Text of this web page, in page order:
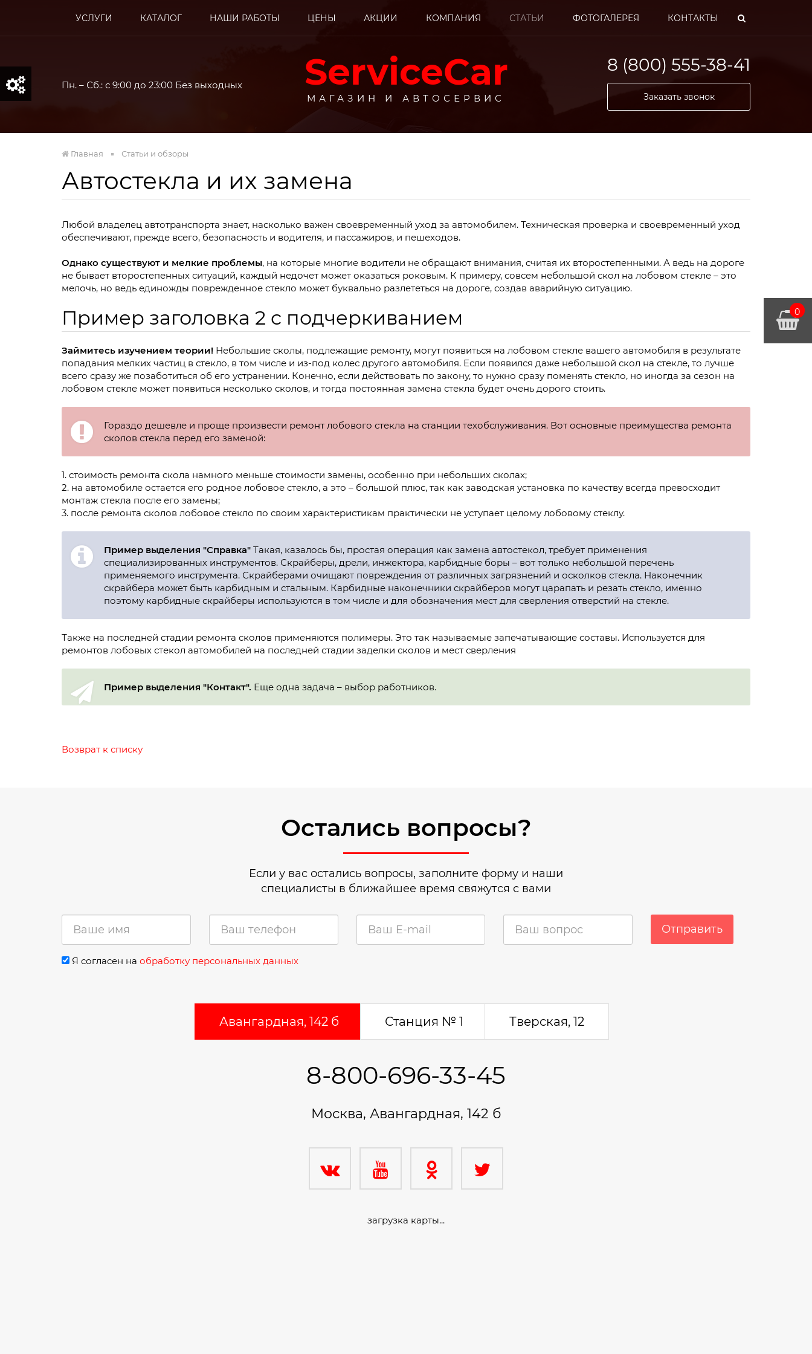
0
УСЛУГИ КАТАЛОГ НАШИ РАБОТЫ ЦЕНЫ АКЦИИ КОМПАНИЯ СТАТЬИ ФОТОГАЛЕРЕЯ КОНТАКТЫ
Качественный ремонт автомобилей и
продажа автозапчастей
Оставить заявку
Пн. – Сб.: с 9:00 до 23:00 Без выходных ServiceCar
МАГАЗИН И АВТОСЕРВИС
8 (800) 555-38-41
Заказать звонок
Главная Статьи и обзоры
Автостекла и их замена
Любой владелец автотранспорта знает, насколько важен своевременный уход за автомобилем. Техническая проверка и своевременный уход
обеспечивают, прежде всего, безопасность и водителя, и пассажиров, и пешеходов.
Однако существуют и мелкие проблемы, на которые многие водители не обращают внимания, считая их второстепенными. А ведь на дороге
не бывает второстепенных ситуаций, каждый недочет может оказаться роковым. К примеру, совсем небольшой скол на лобовом стекле – это
мелочь, но ведь единожды поврежденное стекло может буквально разлететься на дороге, создав аварийную ситуацию.
Пример заголовка 2 с подчеркиванием
Займитесь изучением теории! Небольшие сколы, подлежащие ремонту, могут появиться на лобовом стекле вашего автомобиля в результате
попадания мелких частиц в стекло, в том числе и из-под колес другого автомобиля. Если появился даже небольшой скол на стекле, то лучше
всего сразу же позаботиться об его устранении. Конечно, если действовать по закону, то нужно сразу поменять стекло, но иногда за сезон на
лобовом стекле может появиться несколько сколов, и тогда постоянная замена стекла будет очень дорого стоить.
Гораздо дешевле и проще произвести ремонт лобового стекла на станции техобслуживания. Вот основные преимущества ремонта
сколов стекла перед его заменой:
1. стоимость ремонта скола намного меньше стоимости замены, особенно при небольших сколах;
2. на автомобиле остается его родное лобовое стекло, а это – большой плюс, так как заводская установка по качеству всегда превосходит
монтаж стекла после его замены;
3. после ремонта сколов лобовое стекло по своим характеристикам практически не уступает целому лобовому стеклу.
Пример выделения "Справка" Такая, казалось бы, простая операция как замена автостекол, требует применения
специализированных инструментов. Скрайберы, дрели, инжектора, карбидные боры – вот только небольшой перечень
применяемого инструмента. Скрайберами очищают повреждения от различных загрязнений и осколков стекла. Наконечник
скрайбера может быть карбидным и стальным. Карбидные наконечники скрайберов могут царапать и резать стекло, именно
поэтому карбидные скрайберы используются в том числе и для обозначения мест для сверления отверстий на стекле.
Также на последней стадии ремонта сколов применяются полимеры. Это так называемые запечатывающие составы. Используется для
ремонтов лобовых стекол автомобилей на последней стадии заделки сколов и мест сверления
Пример выделения "Контакт". Еще одна задача – выбор работников.
Возврат к списку
Остались вопросы?
Если у вас остались вопросы, заполните форму и наши
специалисты в ближайшее время свяжутся с вами
Отправить
Я согласен на обработку персональных данных
Авангардная, 142 б Станция № 1 Тверская, 12
8-800-696-33-45
Москва, Авангардная, 142 б
загрузка карты...